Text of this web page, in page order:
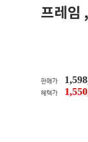
프레임
판매가
혜택가